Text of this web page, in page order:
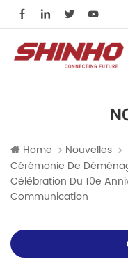
Home
Nouvelles
Cérémonie De
Célébration Du 10e
Communication